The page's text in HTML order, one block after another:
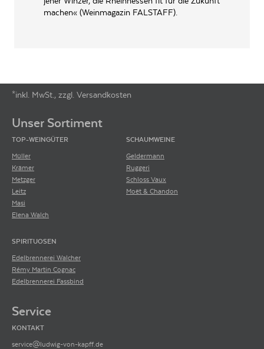
machen« (Weinmagazin FALSTAFF).
*inkl. MwSt., zzgl. Versandkosten
Unser Sortiment
TOP-WEINGÜTER
Müller
Krämer
Metzger
Leitz
Masi
Elena Walch
SCHAUMWEINE
Geldermann
Ruggeri
Schloss Vaux
Moët & Chandon
SPIRITUOSEN
Edelbrennerei Walcher
Rémy Martin Cognac
Edelbrennerei Fassbind
Service
KONTAKT
service@ludwig-von-kapff.de